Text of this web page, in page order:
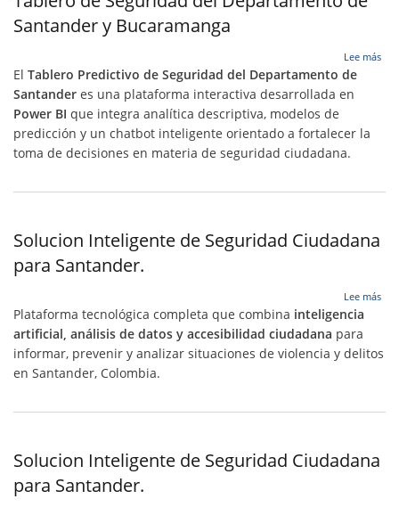
Santander y Bucaramanga
Lee más
El Tablero Predictivo de Seguridad del Departamento de
Santander es una plataforma interactiva desarrollada en
Power BI que integra analítica descriptiva, modelos de
predicción y un chatbot inteligente orientado a fortalecer la
toma de decisiones en materia de seguridad ciudadana.
Solucion Inteligente de Seguridad Ciudadana
para Santander.
Lee más
Plataforma tecnológica completa que combina inteligencia
artificial, análisis de datos y accesibilidad ciudadana para
informar, prevenir y analizar situaciones de violencia y delitos
en Santander, Colombia.
Solucion Inteligente de Seguridad Ciudadana
para Santander.